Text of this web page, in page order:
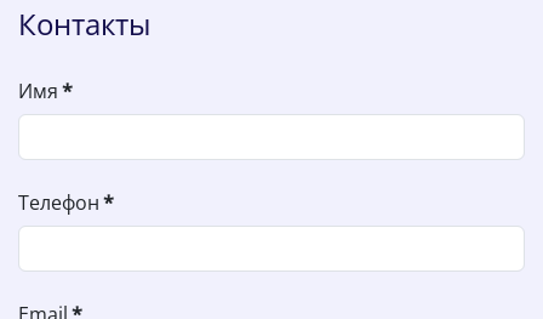
Контакты
Имя*
Телефон*